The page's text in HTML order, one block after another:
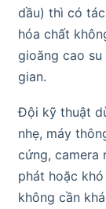
dầu) thì có
hóa chất
gioăng cao su
gian.
Đội kỹ thuật
nhẹ, máy
cứng, camera
phát hoặc
không cần